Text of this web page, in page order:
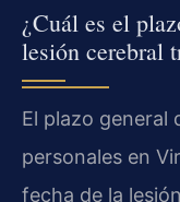
¿Cuál es el
lesión cerebral
El plazo general
personales en
fecha de la